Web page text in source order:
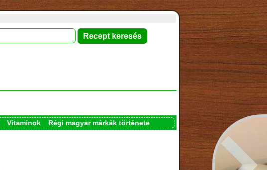
Vitaminok
Régi magyar márkák története